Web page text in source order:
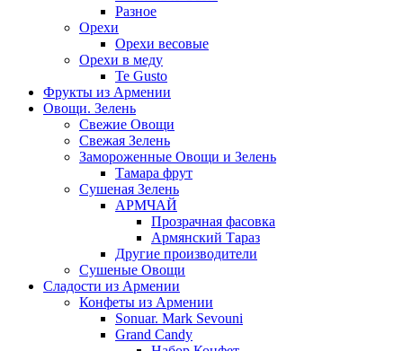
Разное
Орехи
Орехи весовые
Орехи в меду
Te Gusto
Фрукты из Армении
Овощи. Зелень
Свежие Овощи
Свежая Зелень
Замороженные Овощи и Зелень
Тамара фрут
Сушеная Зелень
АРМЧАЙ
Прозрачная фасовка
Армянский Тараз
Другие производители
Сушеные Овощи
Сладости из Армении
Конфеты из Армении
Sonuar. Mark Sevouni
Grand Candy